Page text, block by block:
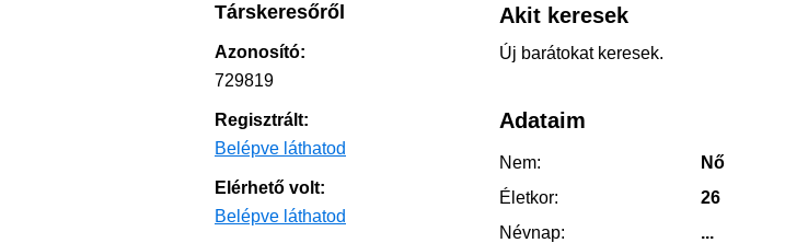
Akit keresek
Új barátokat keresek.
Adataim
Nem:
Nő
Életkor:
26
Névnap:
...
Társkeresőről
Azonosító:
729819
Regisztrált:
Belépve láthatod
Elérhető volt:
Belépve láthatod